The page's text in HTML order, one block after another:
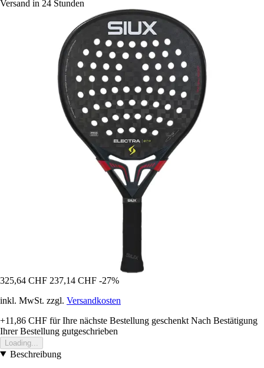
Versand in 24 Stunden
325,64 CHF 237,14 CHF -27%
inkl. MwSt. zzgl. Versandkosten
+11,86 CHF für Ihre nächste Bestellung geschenkt Nach Bestätigung
Ihrer Bestellung gutgeschrieben
Loading...
Beschreibung